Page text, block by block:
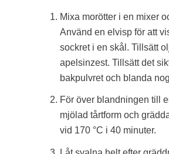
Mixa morötter i en mixer
Använd en elvisp för att
sockret i en skål. Tillsätt
apelsinzest. Tillsätt det
bakpulvret och blanda
För över blandningen till
mjölad tårtform och
vid 170 °C i 40 minuter.